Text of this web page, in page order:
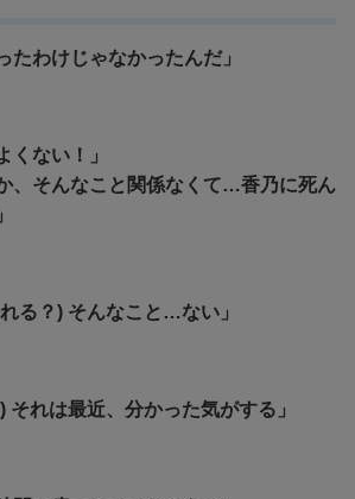
たわけじゃなかったんだ」
くない！」
、そんなこと関係なくて…香乃に死ん
る？) そんなこと…ない」
それは最近、分かった気がする」